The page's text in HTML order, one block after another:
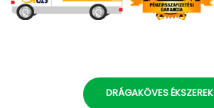
DRÁGAKÖVES ÉKSZEREK